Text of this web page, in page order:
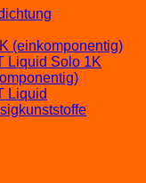
(einkomponentig)
Liquid Solo 1K
Liquid